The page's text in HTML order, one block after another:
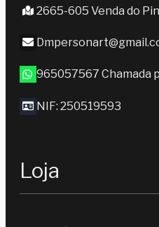
2665-605 Venda do
965057567 Chamada
NIF: 250519593
Loja